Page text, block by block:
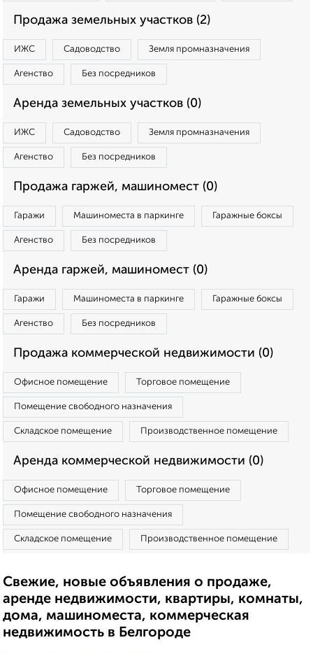
Продажа земельных участков (2)
ИЖС Садоводство Земля промназначения
Агенство Без посредников
Аренда земельных участков (0)
ИЖС Садоводство Земля промназначения
Агенство Без посредников
Продажа гаржей, машиномест (0)
Гаражи Машиноместа в паркинге Гаражные боксы
Агенство Без посредников
Аренда гаржей, машиномест (0)
Гаражи Машиноместа в паркинге Гаражные боксы
Агенство Без посредников
Продажа коммерческой недвижимости (0)
Офисное помещение Торговое помещение
Помещение свободного назначения
Складское помещение Производственное помещение
Аренда коммерческой недвижимости (0)
Офисное помещение Торговое помещение
Помещение свободного назначения
Складское помещение Производственное помещение
Свежие, новые объявления о продаже,
аренде недвижимости, квартиры, комнаты,
дома, машиноместа, коммерческая
недвижимость в Белгороде